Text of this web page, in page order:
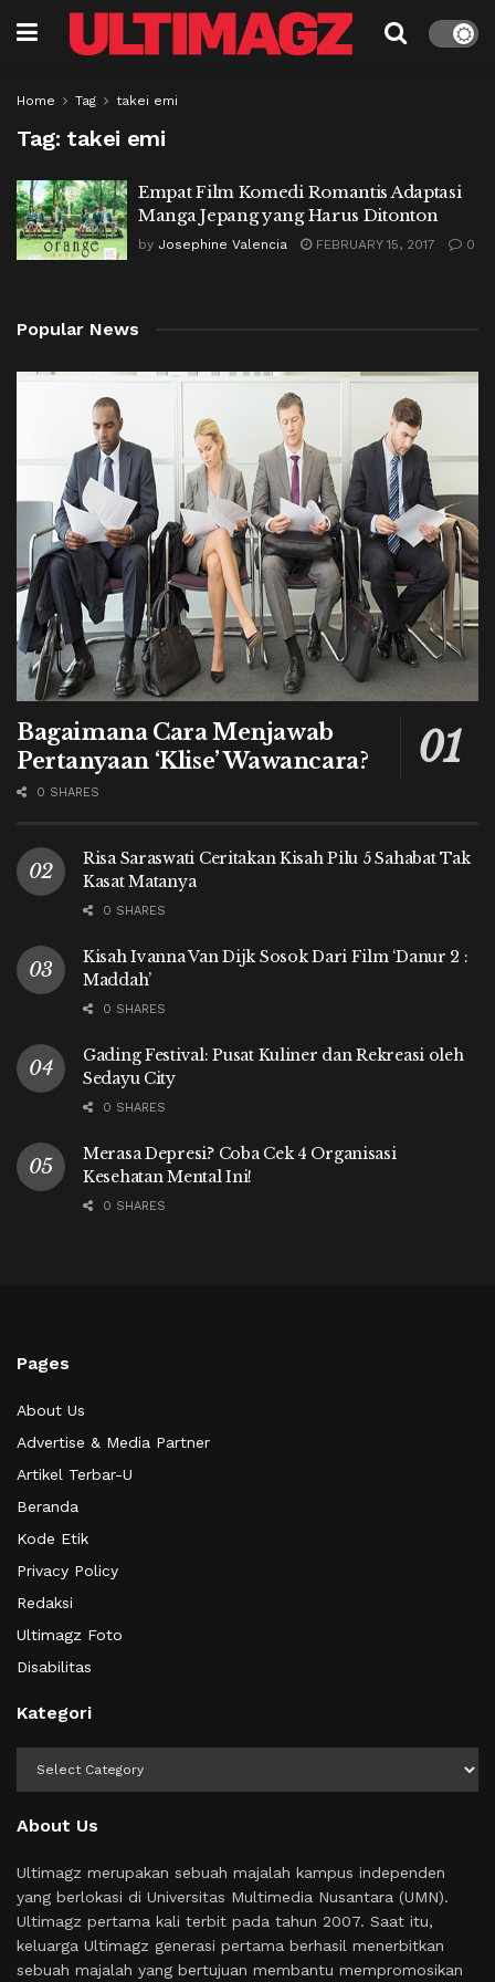
Home Tag takei emi
Tag: takei emi
Empat Film Komedi Romantis Adaptasi
Manga Jepang yang Harus Ditonton
by Josephine Valencia FEBRUARY 15, 2017 0
Popular News
Bagaimana Cara Menjawab
Pertanyaan ‘Klise’ Wawancara?
0 SHARES
Risa Saraswati Ceritakan Kisah Pilu 5 Sahabat Tak
Kasat Matanya
0 SHARES
Kisah Ivanna Van Dijk Sosok Dari Film ‘Danur 2 :
Maddah’
0 SHARES
Gading Festival: Pusat Kuliner dan Rekreasi oleh
Sedayu City
0 SHARES
Merasa Depresi? Coba Cek 4 Organisasi
Kesehatan Mental Ini!
0 SHARES
Pages
About Us
Advertise & Media Partner
Artikel Terbar-U
Beranda
Kode Etik
Privacy Policy
Redaksi
Ultimagz Foto
Disabilitas
Kategori
About Us
Ultimagz merupakan sebuah majalah kampus independen
yang berlokasi di Universitas Multimedia Nusantara (UMN).
Ultimagz pertama kali terbit pada tahun 2007. Saat itu,
keluarga Ultimagz generasi pertama berhasil menerbitkan
sebuah majalah yang bertujuan membantu mempromosikan